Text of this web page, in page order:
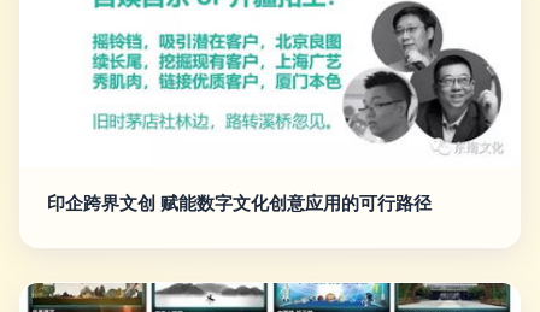
印企跨界文创 赋能数字文化创意应用的可行路径